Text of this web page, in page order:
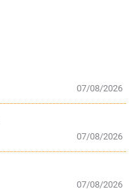
07/08/2026
07/08/2026
07/08/2026